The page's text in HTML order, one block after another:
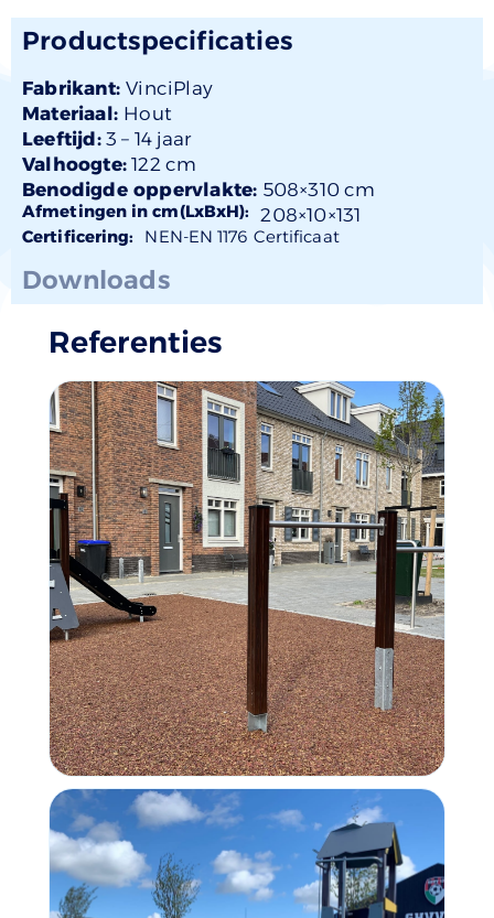
Productspecificaties
Fabrikant:VinciPlay
Materiaal: Hout
Leeftijd:3 – 14 jaar
Valhoogte: 122 cm
Benodigde oppervlakte: 508×310 cm
Afmetingen in cm(LxBxH): 208×10×131
Certificering: NEN-EN 1176 Certificaat
Downloads
Referenties